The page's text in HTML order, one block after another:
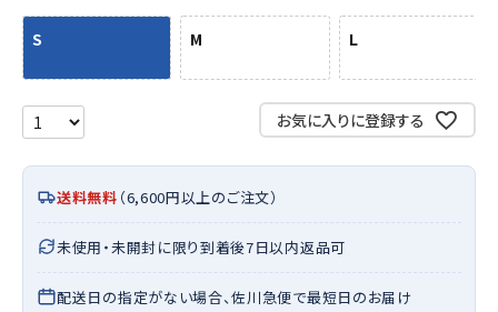
S M L
お気に入りに登録する
送料無料 （6,600円以上のご注文）
未使用・未開封に限り到着後7日以内返品可
配送日の指定がない場合、佐川急便で最短日のお届け